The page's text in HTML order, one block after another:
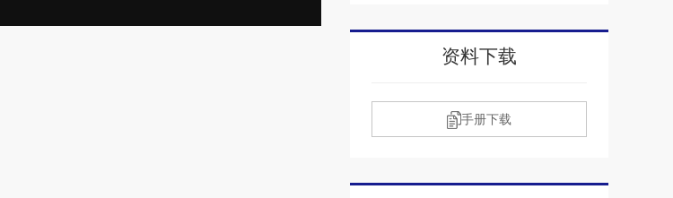
资料下载
手册下载